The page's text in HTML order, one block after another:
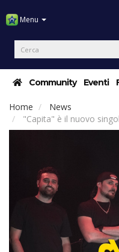
Menu
Community Eventi
Home
News
"Capita" è il nuovo